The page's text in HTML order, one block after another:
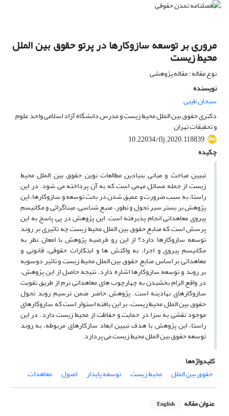
مروری بر توسعه سازوکارها در پرتو حقوق بین الملل
محیط زیست
نوع مقاله : مقاله پژوهشی
نویسنده
سبحان طیبی
دکتری حقوق بین الملل محیط زیست و مدرس دانشگاه آزاد اسلامی واحد علوم
و تحقیقات تهران
10.22034/flj.2020.118839
چکیده
تبیین مباحث و مبانی بنیادین مطالعات نوین حقوق بین الملل محیط
زیست از جمله مسائل مهمی است که به آن پرداخته می شود. در این
راستا، به سبب ضرورت و عمیق شدن در بحث توسعه و سازوکارها، این
پژوهش بر بستر سیر تحول و تطور، منبع شناسی، مبناگرائی و مکانیسم
پیروی معاهداتی انجام پذیرفته است. این پژوهش در پی پاسخ به این
پرسش است که منابع حقوق بین الملل محیط زیست چه تاثیری بر روند
توسعه سازوکارها دارد؟ از این رو فرضیه پژوهش با امعان نظر به
مکانیسم پیروی و اجرا، به واکنش ها و ابتکارات حقوقی، قانونی و
معاهداتی بر اساس منابع حقوق بین الملل محیط زیست و تاثیر دوسویه
بر روند و توسعه سازوکارها اشاره دارد. نتیجه حاصل از این پژوهش،
در واقع الزام بخشیدن به چهارچوب های معاهداتی نرم از طریق تقویت
سازوکارهای نهادینه است. پژوهش حاضر ضمن ترسیم روند تحول
حقوق بین الملل محیط زیست، بر این یافته استوار است که سازوکارهای
موجود نقشی به سزا در حمایت و حفاظت از محیط زیست دارد. در این
راستا، این پژوهش با هدف تبیین ابعاد سازکارهای مربوطه، به روند
توسعه حقوق بین الملل محیط زیست می پردازد.
کلیدواژه‌ها
حقوق بین الملل
محیط زیست توسعه پایدار اصول معاهدات
عنوان مقاله English